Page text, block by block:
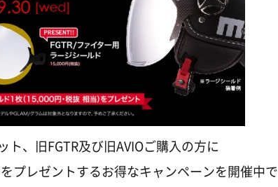
ト、旧FGTR及び旧AVIOご購入の方に
プレゼントするお得なキャンペーンを開催中で